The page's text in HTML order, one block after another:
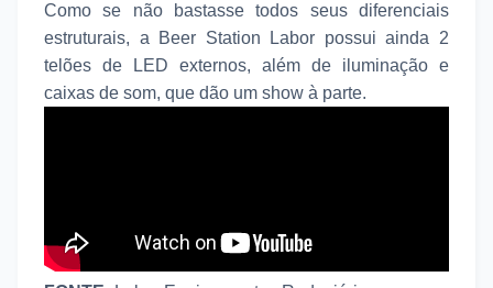
Como se não bastasse todos seus diferenciais
estruturais, a Beer Station Labor possui ainda 2
telões de LED externos, além de iluminação e
caixas de som, que dão um show à parte.